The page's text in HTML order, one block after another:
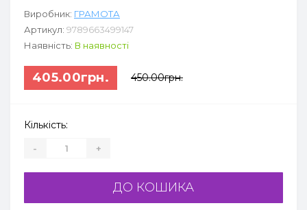
Виробник: ГРАМОТА
Артикул: 9789663499147
Наявність: В наявності
405.00грн. 450.00грн.
Кількість:
- +
ДО КОШИКА